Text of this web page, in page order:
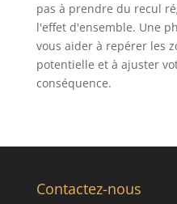
pas à prendre du recul
l'effet d'ensemble. Une
vous aider à repérer les
potentielle et à ajuster
conséquence.
Contactez-nous